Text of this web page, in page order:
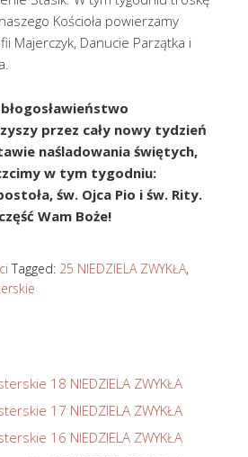
Kościoła powierzamy
Majerczyk, Danucie Parzątka i
przez cały nowy tydzień
naśladowania świętych,
w tym tygodniu:
św. Ojca Pio i św. Rity.
Wam Boże!
Tagged: 25 NIEDZIELA ZWYKŁA,
18 NIEDZIELA ZWYKŁA
17 NIEDZIELA ZWYKŁA
16 NIEDZIELA ZWYKŁA